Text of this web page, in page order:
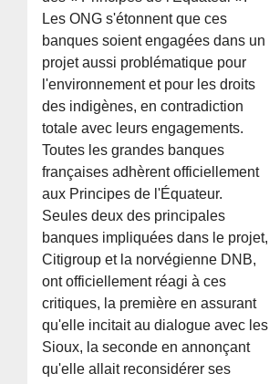
Les ONG s'étonnent que ces
banques soient engagées dans un
projet aussi problématique pour
l'environnement et pour les droits
des indigènes, en contradiction
totale avec leurs engagements.
Toutes les grandes banques
françaises adhèrent officiellement
aux Principes de l'Équateur.
Seules deux des principales
banques impliquées dans le projet,
Citigroup et la norvégienne DNB,
ont officiellement réagi à ces
critiques, la première en assurant
qu'elle incitait au dialogue avec les
Sioux, la seconde en annonçant
qu'elle allait reconsidérer ses